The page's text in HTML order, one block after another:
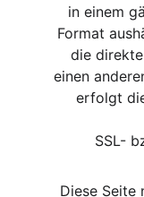
in einem
Format
die
einen
erfolgt
SSL-
Diese Seite